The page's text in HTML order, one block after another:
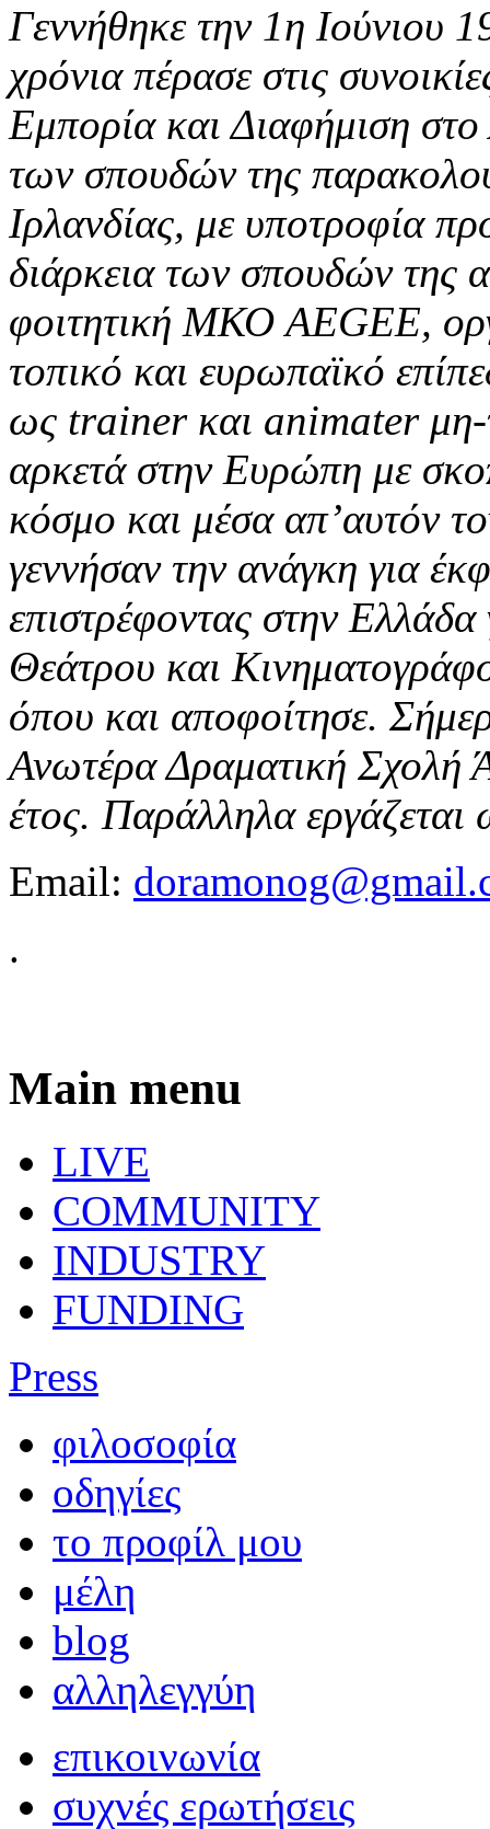
Γεννήθηκε την 1η Ιούνιου
χρόνια πέρασε στις
Εμπορία και Διαφήμιση
των σπουδών της
Ιρλανδίας, με υποτροφία
διάρκεια των σπουδών της
φοιτητική ΜΚΟ AEGEE,
τοπικό και ευρωπαϊκό
ως trainer και animater μη-
αρκετά στην Ευρώπη με
κόσμο και μέσα απ’αυτόν
γεννήσαν την ανάγκη για
επιστρέφοντας στην
Θεάτρου και
όπου και αποφοίτησε.
Ανωτέρα Δραματική Σχολή
έτος. Παράλληλα
Email:
.
Main menu
LIVE
COMMUNITY
INDUSTRY
FUNDING
Press
φιλοσοφία
οδηγίες
το προφίλ μου
μέλη
blog
αλληλεγγύη
επικοινωνία
συχνές ερωτήσεις